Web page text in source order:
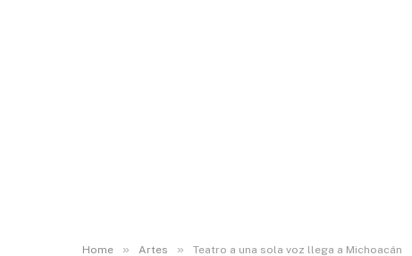
Home » Artes » Teatro a una sola voz llega a Michoacán